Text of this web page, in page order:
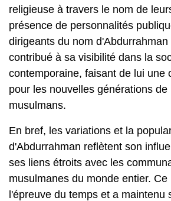
religieuse à travers le nom de
présence de personnalités
dirigeants du nom
contribué à sa visibilité dans la
contemporaine, faisant de lui une
pour les nouvelles générations de
musulmans.
En bref, les variations et la
d'Abdurrahman reflètent son
ses liens étroits avec les
musulmanes du monde entier.
l'épreuve du temps et a maintenu